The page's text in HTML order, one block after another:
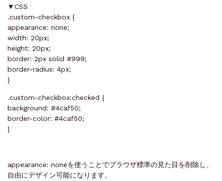
▼CSS
.custom-checkbox {
appearance: none;
width: 20px;
height: 20px;
border: 2px solid #999;
border-radius: 4px;
}
.custom-checkbox:checked {
background: #4caf50;
border-color: #4caf50;
}
appearance: noneを使うことでブラウザ標準の見た目を削除し、
自由にデザイン可能になります。